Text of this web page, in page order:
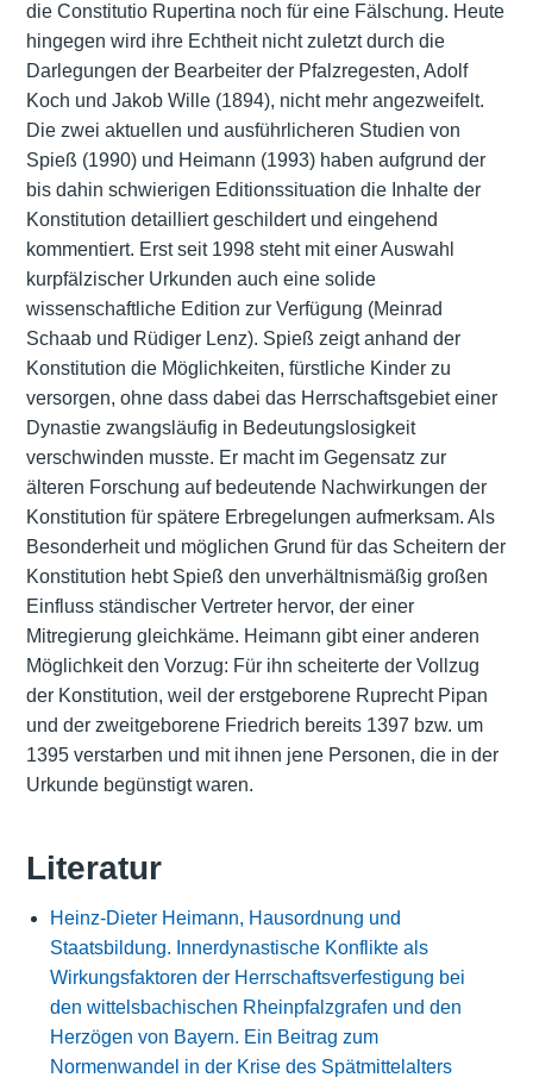
die Constitutio Rupertina noch für eine Fälschung. Heute
hingegen wird ihre Echtheit nicht zuletzt durch die
Darlegungen der Bearbeiter der Pfalzregesten, Adolf
Koch und Jakob Wille (1894), nicht mehr angezweifelt.
Die zwei aktuellen und ausführlicheren Studien von
Spieß (1990) und Heimann (1993) haben aufgrund der
bis dahin schwierigen Editionssituation die Inhalte der
Konstitution detailliert geschildert und eingehend
kommentiert. Erst seit 1998 steht mit einer Auswahl
kurpfälzischer Urkunden auch eine solide
wissenschaftliche Edition zur Verfügung (Meinrad
Schaab und Rüdiger Lenz). Spieß zeigt anhand der
Konstitution die Möglichkeiten, fürstliche Kinder zu
versorgen, ohne dass dabei das Herrschaftsgebiet einer
Dynastie zwangsläufig in Bedeutungslosigkeit
verschwinden musste. Er macht im Gegensatz zur
älteren Forschung auf bedeutende Nachwirkungen der
Konstitution für spätere Erbregelungen aufmerksam. Als
Besonderheit und möglichen Grund für das Scheitern der
Konstitution hebt Spieß den unverhältnismäßig großen
Einfluss ständischer Vertreter hervor, der einer
Mitregierung gleichkäme. Heimann gibt einer anderen
Möglichkeit den Vorzug: Für ihn scheiterte der Vollzug
der Konstitution, weil der erstgeborene Ruprecht Pipan
und der zweitgeborene Friedrich bereits 1397 bzw. um
1395 verstarben und mit ihnen jene Personen, die in der
Urkunde begünstigt waren.
Literatur
Heinz-Dieter Heimann, Hausordnung und
Staatsbildung. Innerdynastische Konflikte als
Wirkungsfaktoren der Herrschaftsverfestigung bei
den wittelsbachischen Rheinpfalzgrafen und den
Herzögen von Bayern. Ein Beitrag zum
Normenwandel in der Krise des Spätmittelalters